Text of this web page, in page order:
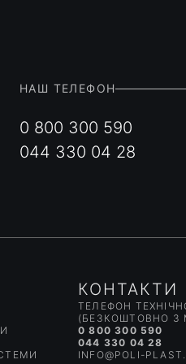
НАШ ТЕЛЕФОН
0 800 300 590
044 330 04 28
КОНТАКТИ
ТЕЛЕФОН
(БЕЗКОШТОВНО З
0 800 300 590
044 330 04 28
INFO@POLI-